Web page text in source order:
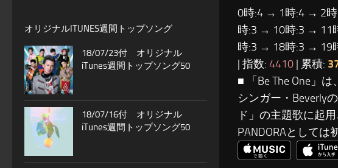
0時:4 → 1時:4 → 2
時:3 → 10時:3 → 11
時:3 → 18時:3 → 19
| 指数: 4410 | 累積:
■ 「Be The One」
シンガー・Beverly
ド」の主題歌に起
PANDORAとしては
オリジナルITUNES週間トップソング
18/07/23付 オリジナル
iTunes週間トップソング50
18/07/16付 オリジナル
iTunes週間トップソング50